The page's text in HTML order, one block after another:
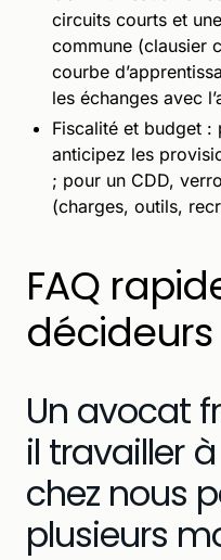
circuits courts et
commune (clausier
courbe
les échanges avec
Fiscalité et budget :
anticipez les
; pour un CDD,
(charges, outils,
FAQ
décideurs
Un avocat
il travailler
chez nous
plusieurs